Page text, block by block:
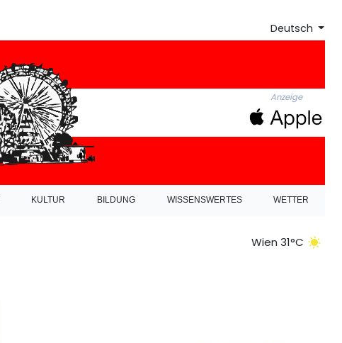
Deutsch
Anzeige
KULTUR BILDUNG WISSENSWERTES WETTER
Wien 31°C